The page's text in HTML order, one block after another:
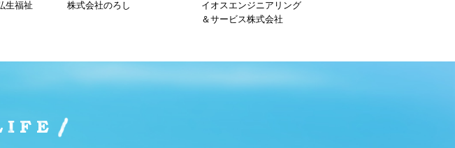
イオスエンジニアリング
株式会社 三百苅管工